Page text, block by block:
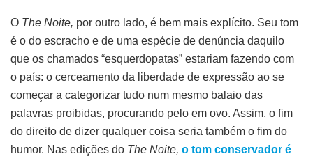
O The Noite, por outro lado, é bem mais explícito. Seu tom
é o do escracho e de uma espécie de denúncia daquilo
que os chamados “esquerdopatas” estariam fazendo com
o país: o cerceamento da liberdade de expressão ao se
começar a categorizar tudo num mesmo balaio das
palavras proibidas, procurando pelo em ovo. Assim, o fim
do direito de dizer qualquer coisa seria também o fim do
humor. Nas edições do The Noite, o tom conservador é